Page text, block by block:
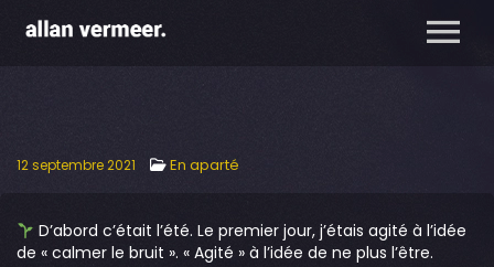
12 septembre 2021 En aparté
D’abord c’était l’été. Le premier jour, j’étais agité à l’idée
de « calmer le bruit ». « Agité » à l’idée de ne plus l’être.